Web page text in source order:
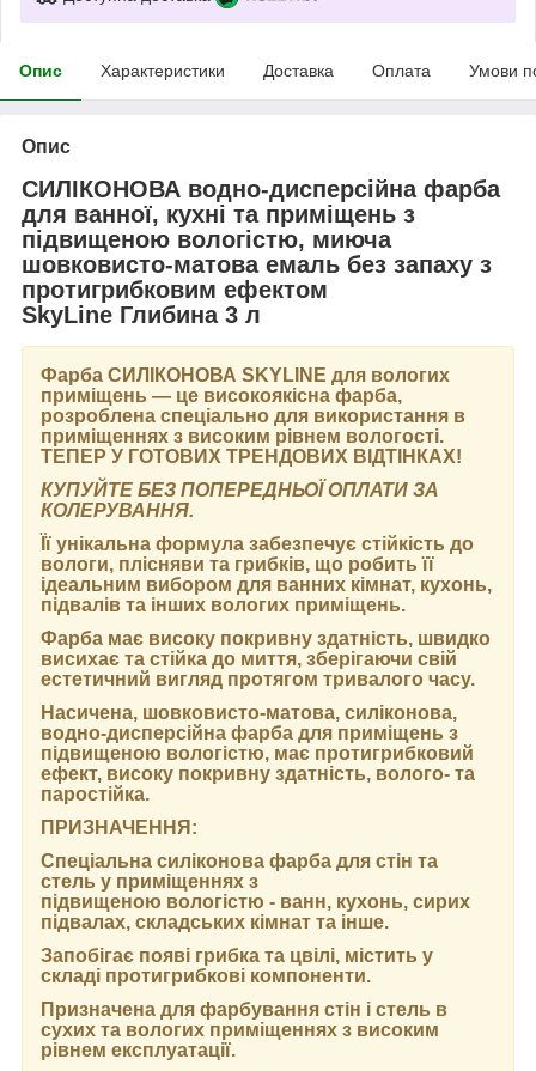
Опис Характеристики Доставка Оплата Умови
Опис
СИЛІКОНОВА водно-дисперсійна фарба
для ванної, кухні та приміщень з
підвищеною вологістю, миюча
шовковисто-матова емаль без запаху з
протигрибковим ефектом
SkyLine Глибина 3 л
Фарба СИЛІКОНОВА SKYLINE для вологих
приміщень — це високоякісна фарба,
розроблена спеціально для використання в
приміщеннях з високим рівнем вологості.
ТЕПЕР У ГОТОВИХ ТРЕНДОВИХ ВІДТІНКАХ!
КУПУЙТЕ БЕЗ ПОПЕРЕДНЬОЇ ОПЛАТИ ЗА
КОЛЕРУВАННЯ.
Її унікальна формула забезпечує стійкість до
вологи, плісняви та грибків, що робить її
ідеальним вибором для ванних кімнат, кухонь,
підвалів та інших вологих приміщень.
Фарба має високу покривну здатність, швидко
висихає та стійка до миття, зберігаючи свій
естетичний вигляд протягом тривалого часу.
Насичена, шовковисто-матова, силіконова,
водно-дисперсійна фарба для приміщень з
підвищеною вологістю, має протигрибковий
ефект, високу покривну здатність, волого- та
паростійка.
ПРИЗНАЧЕННЯ:
Спеціальна силіконова фарба для стін та
стель у приміщеннях з
підвищеною вологістю - ванн, кухонь, сирих
підвалах, складських кімнат та інше.
Запобігає появі грибка та цвілі, містить у
складі протигрибкові компоненти.
Призначена для фарбування стін і стель в
сухих та вологих приміщеннях з високим
рівнем експлуатації.